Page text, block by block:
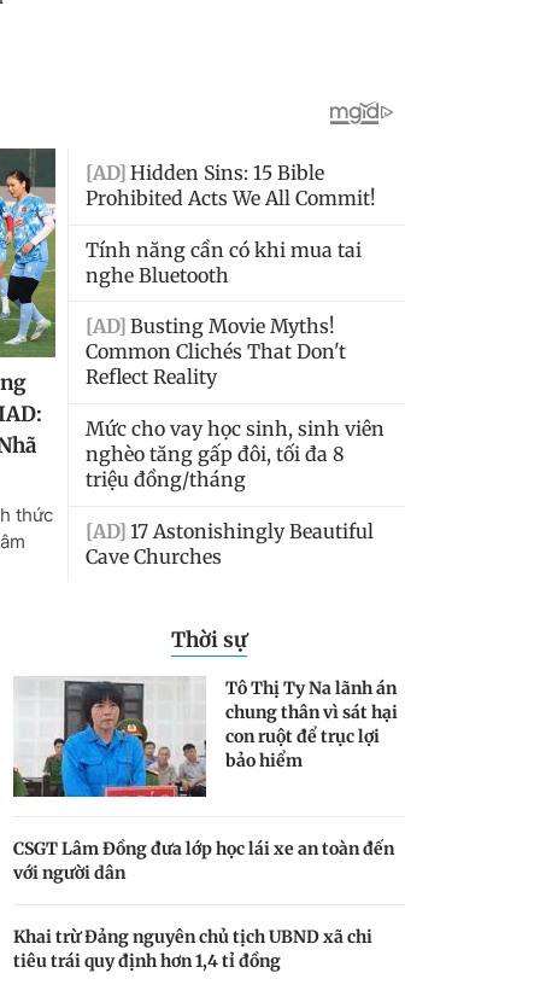
Thời sự
Tô Thị Ty Na lãnh án
chung thân vì sát hại
con ruột để trục lợi
bảo hiểm
CSGT Lâm Đồng đưa lớp học lái xe an toàn đến
với người dân
Khai trừ Đảng nguyên chủ tịch UBND xã chi
tiêu trái quy định hơn 1,4 tỉ đồng